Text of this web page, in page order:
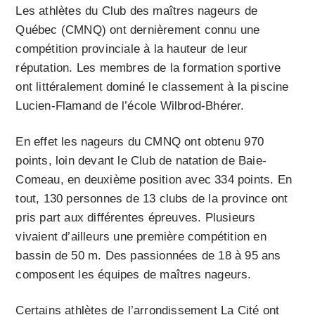
Les athlètes du Club des maîtres nageurs de
Québec (CMNQ) ont dernièrement connu une
compétition provinciale à la hauteur de leur
réputation. Les membres de la formation sportive
ont littéralement dominé le classement à la piscine
Lucien-Flamand de l’école Wilbrod-Bhérer.
En effet les nageurs du CMNQ ont obtenu 970
points, loin devant le Club de natation de Baie-
Comeau, en deuxième position avec 334 points. En
tout, 130 personnes de 13 clubs de la province ont
pris part aux différentes épreuves. Plusieurs
vivaient d’ailleurs une première compétition en
bassin de 50 m. Des passionnées de 18 à 95 ans
composent les équipes de maîtres nageurs.
Certains athlètes de l’arrondissement La Cité ont